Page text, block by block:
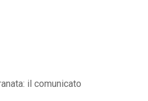
il comunicato